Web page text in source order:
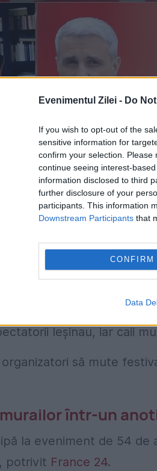
Evenimentul Zilei - Do
If you wish to opt-out of the
sensitive information for
confirm your selection.
continue seeing interest-
information disclosed to third
further disclosure of your
participants. This information
Downstream Participants that
CONFIRM
Data
mutat din cauza
de a antrena
în armuri de
în toiul verilor
leșinau, iar caii
să mute
într-un
la eveniment de 54 de
potrivit France 24.